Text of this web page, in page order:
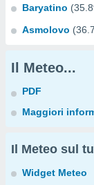
Baryatino
Asmolovo
Il Meteo...
PDF
Maggiori
Il Meteo sul
Widget Meteo